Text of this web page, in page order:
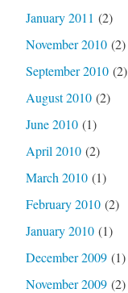
January 2011 (2)
November 2010(2)
September 2010(2)
August 2010(2)
June 2010(1)
April 2010(2)
March 2010(1)
February 2010(2)
January 2010(1)
December 2009(1)
November 2009(2)